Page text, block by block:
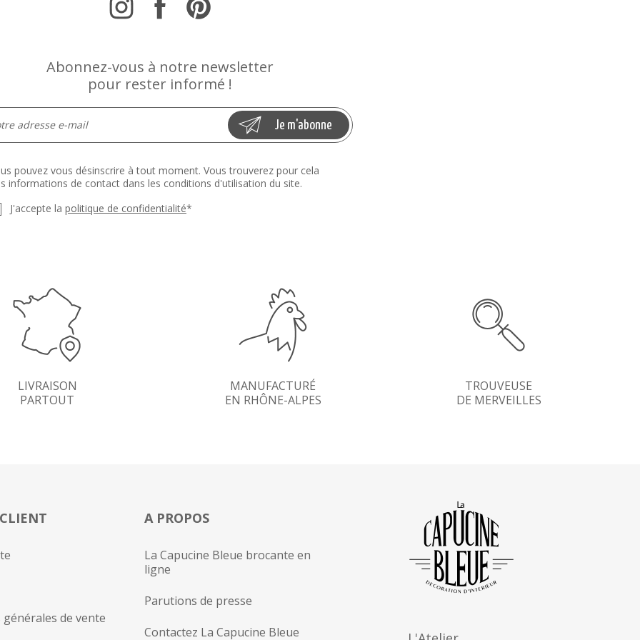
Abonnez-vous à notre newsletter
pour rester informé !
pouvez vous désinscrire à tout moment. Vous trouverez pour cela
informations de contact dans les conditions d'utilisation du site.
J'accepte la politique de confidentialité*
LIVRAISON
PARTOUT
MANUFACTURÉ
EN RHÔNE-ALPES
TROUVEUSE
DE MERVEILLES
de vente
A PROPOS
La Capucine Bleue brocante en
ligne
Parutions de presse
Contactez La Capucine Bleue